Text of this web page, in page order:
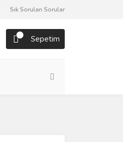
Sık Sorulan Sorular
Sepetim